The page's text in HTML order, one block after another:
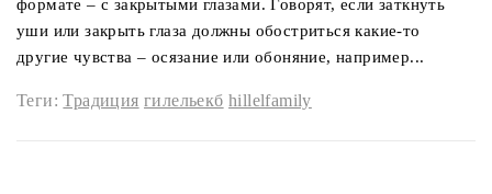
формате – с закрытыми глазами. Говорят, если заткнуть
уши или закрыть глаза должны обостриться какие-то
другие чувства – осязание или обоняние, например...
Теги:Традиция гилельекб hillelfamily